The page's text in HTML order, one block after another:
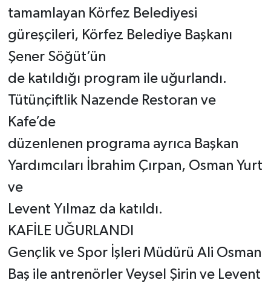
tamamlayan Körfez Belediyesi
güreşçileri, Körfez Belediye Başkanı
Şener Söğüt’ün
de katıldığı program ile uğurlandı.
Tütünçiftlik Nazende Restoran ve
Kafe’de
düzenlenen programa ayrıca Başkan
Yardımcıları İbrahim Çırpan, Osman Yurt
ve
Levent Yılmaz da katıldı.
KAFİLE UĞURLANDI
Gençlik ve Spor İşleri Müdürü Ali Osman
Baş ile antrenörler Veysel Şirin ve Levent